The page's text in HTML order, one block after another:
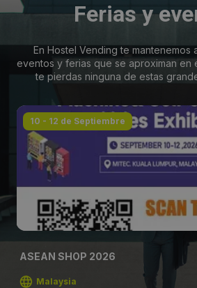
Ferias y
En Hostel Vending te mantenemos
eventos y ferias que se aproximan en
te pierdas ninguna de estas
10 - 12 de Septiembre
ASEAN SHOP 2026
Malaysia